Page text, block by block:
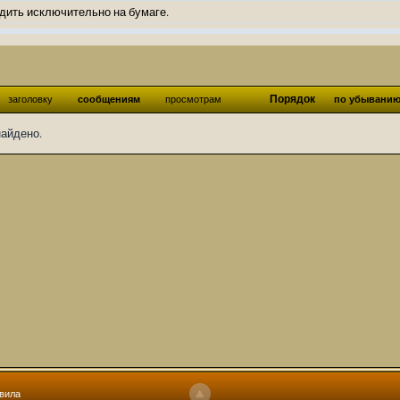
исключительно на бумаге.
и Ангелы из Ада были и будут только на бумаге.
Ангелов из Ада, а в электронном варианте нету вариантов?
какие, подскажите пожалуйста?)
аболетов на бусти:
раньше?
процесс не очень быстрый будет. Думаю в течении 1-2 месяцев
с телефона не очень удобно)
по ходу чтения правлю. Получается не совнлитературный перевод,
заголовку сообщениям просмотрам Порядок по убыванию